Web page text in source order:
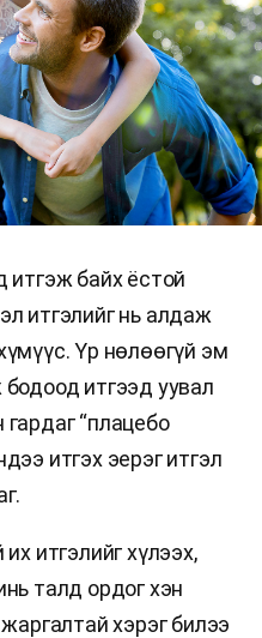
итгэж байх ёстой
итгэлийг нь алдаж
Үр нөлөөгүй эм
итгээд уувал
“плацебо
итгэх эерэг итгэл
итгэлийг хүлээх,
талд ордог хэн
хэрэг билээ